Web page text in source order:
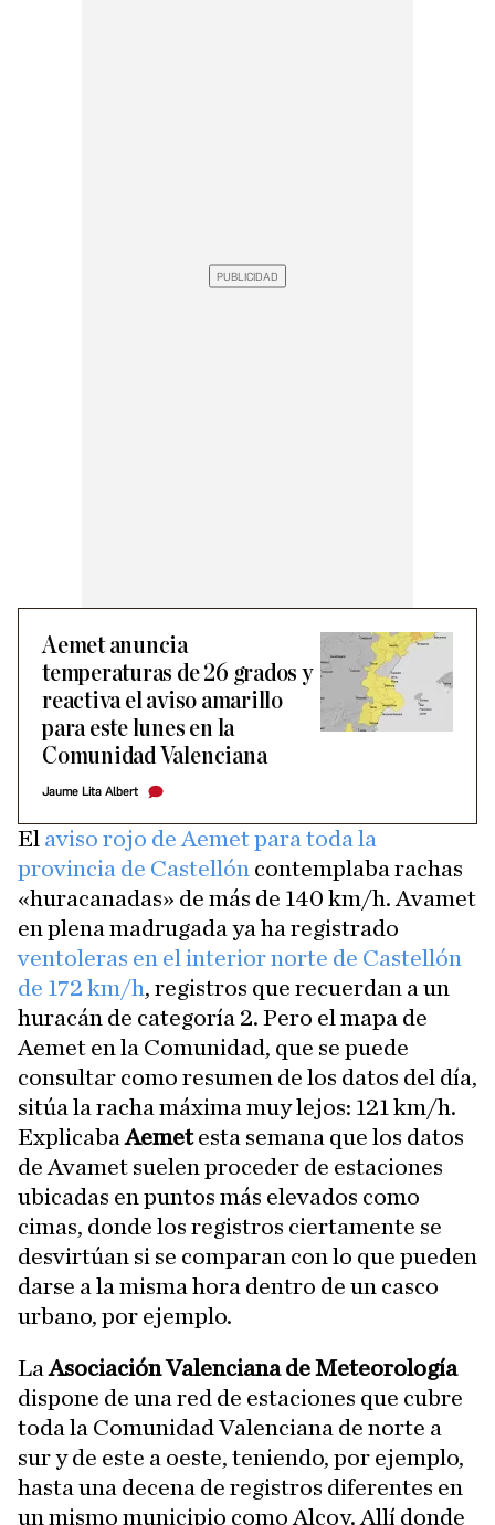
Aemet anuncia
temperaturas de 26 grados y
reactiva el aviso amarillo
para este lunes en la
Comunidad Valenciana
Jaume Lita Albert
El aviso rojo de Aemet para toda la
provincia de Castellón contemplaba rachas
«huracanadas» de más de 140 km/h. Avamet
en plena madrugada ya ha registrado
ventoleras en el interior norte de Castellón
de 172 km/h, registros que recuerdan a un
huracán de categoría 2. Pero el mapa de
Aemet en la Comunidad, que se puede
consultar como resumen de los datos del día,
sitúa la racha máxima muy lejos: 121 km/h.
ExplicabaAemetesta semana que los datos
de Avamet suelen proceder de estaciones
ubicadas en puntos más elevados como
cimas, donde los registros ciertamente se
desvirtúan si se comparan con lo que pueden
darse a la misma hora dentro de un casco
urbano, por ejemplo.
LaAsociación Valenciana de Meteorología
dispone de una red de estaciones que cubre
toda la Comunidad Valenciana de norte a
sur y de este a oeste, teniendo, por ejemplo,
hasta una decena de registros diferentes en
un mismo municipio como Alcoy. Allí donde